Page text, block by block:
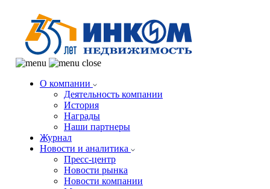
О компании
Деятельность компании
История
Награды
Наши партнеры
Журнал
Новости и аналитика
Пресс-центр
Новости рынка
Новости компании